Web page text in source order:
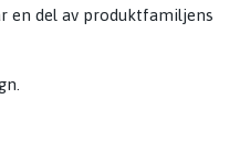
en del av produktfamiljens